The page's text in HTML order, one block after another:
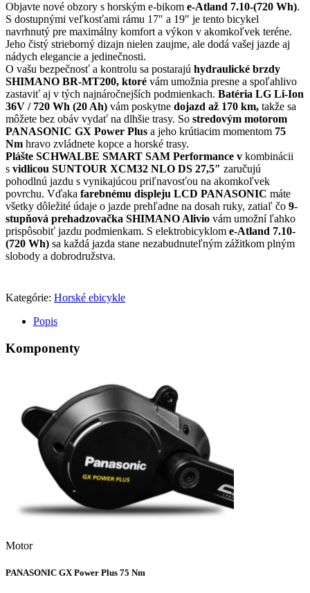
Objavte nové obzory s horským e-bikom e-Atland 7.10-(720 Wh).
S dostupnými veľkosťami rámu 17″ a 19″ je tento bicykel
navrhnutý pre maximálny komfort a výkon v akomkoľvek teréne.
Jeho čistý strieborný dizajn nielen zaujme, ale dodá vašej jazde aj
nádych elegancie a jedinečnosti.
O vašu bezpečnosť a kontrolu sa postarajú hydraulické brzdy
SHIMANO BR-MT200, ktoré vám umožnia presne a spoľahlivo
zastaviť aj v tých najnáročnejších podmienkach. Batéria LG Li-Ion
36V / 720 Wh (20 Ah) vám poskytne dojazd až 170 km, takže sa
môžete bez obáv vydať na dlhšie trasy. So stredovým motorom
PANASONIC GX Power Plus a jeho krútiacim momentom 75
Nm hravo zvládnete kopce a horské trasy.
Plášte SCHWALBE SMART SAM Performance v kombinácii
s vidlicou SUNTOUR XCM32 NLO DS 27,5″ zaručujú
pohodlnú jazdu s vynikajúcou priľnavosťou na akomkoľvek
povrchu. Vďaka farebnému displeju LCD PANASONIC máte
všetky dôležité údaje o jazde prehľadne na dosah ruky, zatiaľ čo 9-
stupňová prehadzovačka SHIMANO Alivio vám umožní ľahko
prispôsobiť jazdu podmienkam. S elektrobicyklom e-Atland 7.10-
(720 Wh) sa každá jazda stane nezabudnuteľným zážitkom plným
slobody a dobrodružstva.
Kategórie: Horské ebicykle
Popis
Komponenty
Motor
PANASONIC GX Power Plus 75 Nm